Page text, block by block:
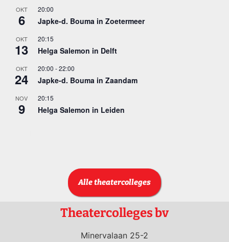
OKT
6
20:00
Japke-d. Bouma in Zoetermeer
OKT
13
20:15
Helga Salemon in Delft
OKT
24
20:00 -22:00
Japke-d. Bouma in Zaandam
NOV
9
20:15
Helga Salemon in Leiden
Alle theatercolleges
Theatercolleges bv
Minervalaan 25-2